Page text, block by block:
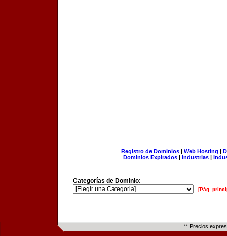
Registro de Dominios| Web Hosting |
Dominios Expirados | Industrias |
Categorías de Dominio:
[Pág.
** Precios